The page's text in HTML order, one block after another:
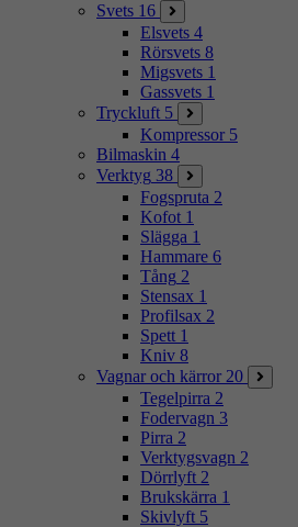
Svets 16
Elsvets 4
Rörsvets 8
Migsvets 1
Gassvets 1
Tryckluft 5
Kompressor 5
Bilmaskin 4
Verktyg 38
Fogspruta 2
Kofot 1
Slägga 1
Hammare 6
Tång 2
Stensax 1
Profilsax 2
Spett 1
Kniv 8
Vagnar och kärror 20
Tegelpirra 2
Fodervagn 3
Pirra 2
Verktygsvagn 2
Dörrlyft 2
Brukskärra 1
Skivlyft 5